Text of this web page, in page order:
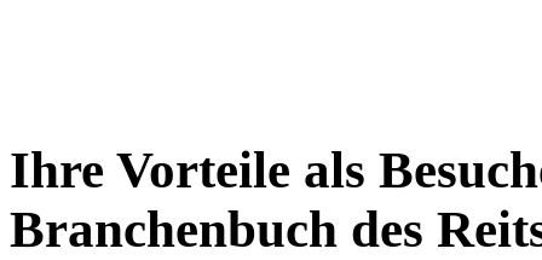
Ihre Vorteile als
Branchenbuch des